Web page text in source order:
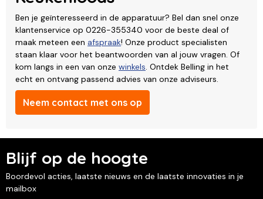
Ben je geïnteresseerd in de apparatuur? Bel dan snel onze
klantenservice op 0226-355340 voor de beste deal of
maak meteen een afspraak! Onze product specialisten
staan klaar voor het beantwoorden van al jouw vragen. Of
kom langs in een van onze winkels. Ontdek Belling in het
echt en ontvang passend advies van onze adviseurs.
Neem contact met ons op
Blijf op de hoogte
Boordevol acties, laatste nieuws en de laatste innovaties in je
mailbox